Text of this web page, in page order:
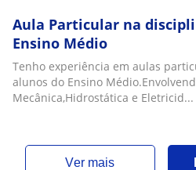
Aula Particular na
Ensino Médio
Tenho experiência em aulas
alunos do Ensino
Mecânica,Hidrostática e Eletricid...
ver mais